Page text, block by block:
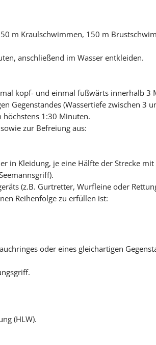
m Kraulschwimmen, 150 m
anschließend im Wasser entkleiden.
kopf- und einmal fußwärts innerhalb 3
Gegenstandes (Wassertiefe zwischen 3
1:30 Minuten.
zur Befreiung aus:
in Kleidung, je eine Hälfte der Strecke
(z.B. Gurtretter, Wurfleine oder
Reihenfolge zu erfüllen ist:
oder eines gleichartigen
(HLW).